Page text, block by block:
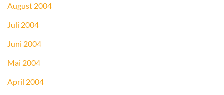
August 2004
Juli 2004
Juni 2004
Mai 2004
April 2004